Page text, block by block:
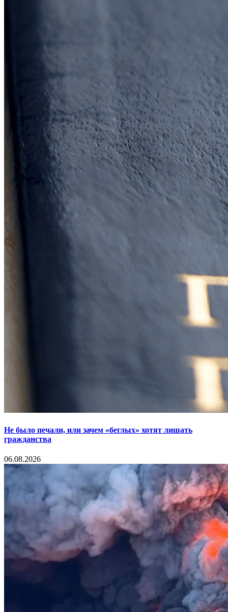
Не было печали, или зачем «беглых» хотят лишать
гражданства
06.08.2026